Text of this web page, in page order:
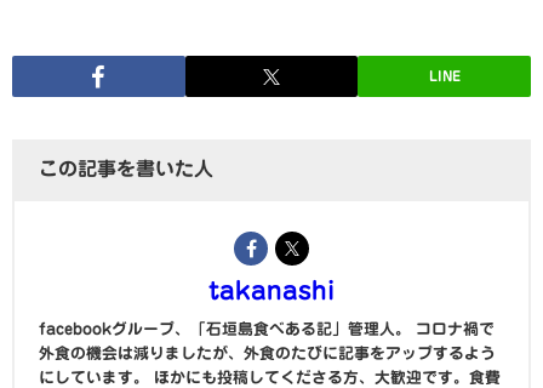
LINE
この記事を書いた人
takanashi
facebookグループ、「石垣島食べある記」管理人。 コロナ禍で
外食の機会は減りましたが、外食のたびに記事をアップするよう
にしています。 ほかにも投稿してくださる方、大歓迎です。食費